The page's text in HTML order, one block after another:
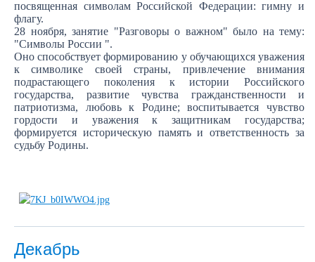
посвященная символам Российской Федерации: гимну и
флагу.
28 ноября, занятие "Разговоры о важном" было на тему:
"Cимволы России ".
Оно способствует формированию у обучающихся уважения
к символике своей страны, привлечение внимания
подрастающего поколения к истории Российского
государства, развитие чувства гражданственности и
патриотизма, любовь к Родине; воспитывается чувство
гордости и уважения к защитникам государства;
формируется историческую память и ответственность за
судьбу Родины.
Декабрь